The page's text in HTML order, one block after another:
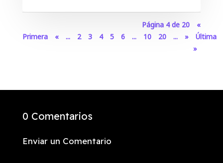
Página 4 de 20
«
Primera
« ... 2 3 4 5 6 ... 10 20 ... »
Última
»
0 Comentarios
Enviar un Comentario